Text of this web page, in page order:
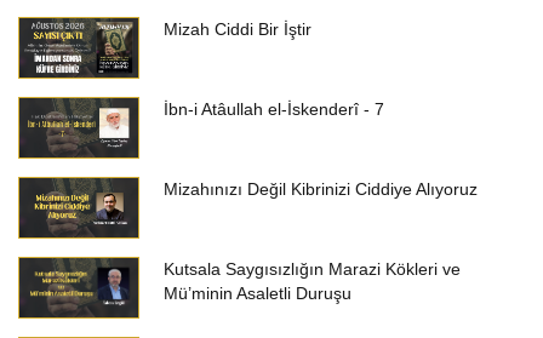
Mizah Ciddi Bir İştir
İbn-i Atâullah el-İskenderî - 7
Mizahınızı Değil Kibrinizi Ciddiye Alıyoruz
Kutsala Saygısızlığın Marazi Kökleri ve
Mü’minin Asaletli Duruşu